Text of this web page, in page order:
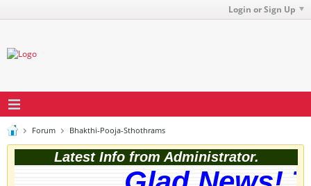
Login or Sign Up
Forum Bhakthi-Pooja-Sthothrams
Latest Info from Administrator.